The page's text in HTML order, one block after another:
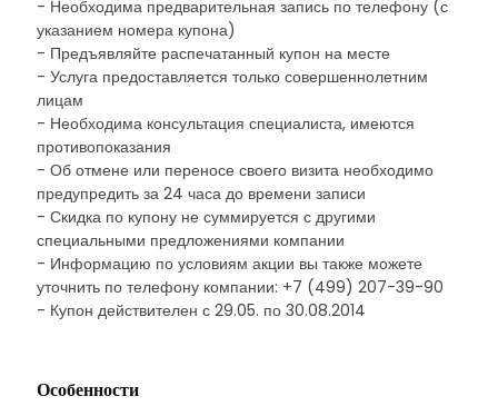
- Необходима предварительная запись по телефону (с
указанием номера купона)
- Предъявляйте распечатанный купон на месте
- Услуга предоставляется только совершеннолетним
лицам
- Необходима консультация специалиста, имеются
противопоказания
- Об отмене или переносе своего визита необходимо
предупредить за 24 часа до времени записи
- Скидка по купону не суммируется с другими
специальными предложениями компании
- Информацию по условиям акции вы также можете
уточнить по телефону компании: +7 (499) 207-39-90
- Купон действителен с 29.05. по 30.08.2014
Особенности